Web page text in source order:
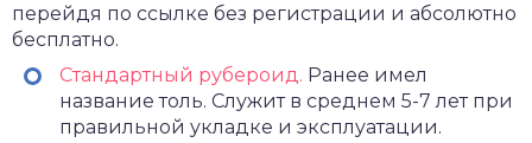
перейдя по ссылке без регистрации и абсолютно
бесплатно.
Стандартный рубероид. Ранее имел
название толь. Служит в среднем 5-7 лет при
правильной укладке и эксплуатации.